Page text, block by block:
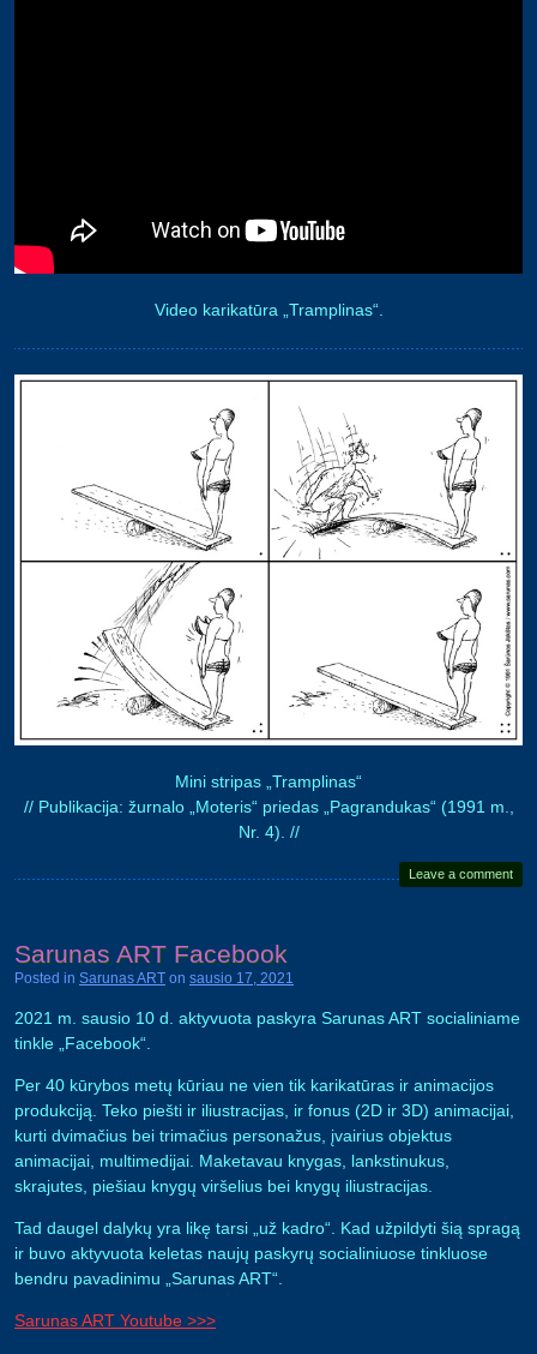
Video karikatūra „Tramplinas“.
Mini stripas „Tramplinas“
// Publikacija: žurnalo „Moteris“ priedas „Pagrandukas“ (1991 m.,
Nr. 4). //
Leave a comment
Sarunas ART Facebook
Posted in Sarunas ART on sausio 17, 2021
2021 m. sausio 10 d. aktyvuota paskyra Sarunas ART socialiniame
tinkle „Facebook“.
Per 40 kūrybos metų kūriau ne vien tik karikatūras ir animacijos
produkciją. Teko piešti ir iliustracijas, ir fonus (2D ir 3D) animacijai,
kurti dvimačius bei trimačius personažus, įvairius objektus
animacijai, multimedijai. Maketavau knygas, lankstinukus,
skrajutes, piešiau knygų viršelius bei knygų iliustracijas.
Tad daugel dalykų yra likę tarsi „už kadro“. Kad užpildyti šią spragą
ir buvo aktyvuota keletas naujų paskyrų socialiniuose tinkluose
bendru pavadinimu „Sarunas ART“.
Sarunas ART Youtube >>>